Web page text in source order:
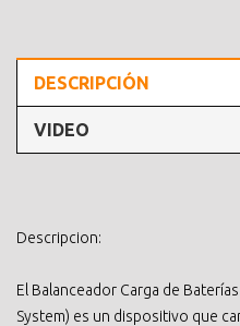
DESCRIPCIÓN
VIDEO
Descripcion:
El Balanceador Carga de
System) es un dispositivo que